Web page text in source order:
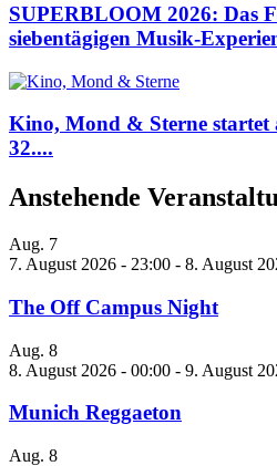
SUPERBLOOM 2026: Das
siebentägigen Musik-
Kino, Mond & Sterne startet
32....
Anstehende
Aug. 7
7. August 2026 - 23:00 - 8. August
The Off Campus Night
Aug. 8
8. August 2026 - 00:00 - 9. August
Munich Reggaeton
Aug. 8